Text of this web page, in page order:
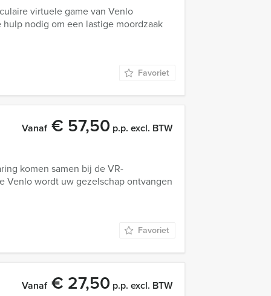
virtuele game van Venlo
nodig om een lastige moordzaak
Favoriet
Vanaf€ 57,50 p.p. excl. BTW
komen samen bij de VR-
Venlo wordt uw gezelschap ontvangen
Favoriet
Vanaf€ 27,50 p.p. excl. BTW